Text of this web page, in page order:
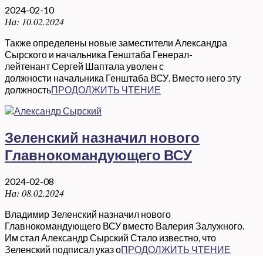
2024-02-10
На: 10.02.2024
Также определены новые заместители Александра
Сырского и начальника Генштаба Генерал-
лейтенант Сергей Шаптала уволен с
должности начальника Генштаба ВСУ. Вместо него эту
должностьПРОДОЛЖИТЬ ЧТЕНИЕ
Зеленский назначил нового
Главнокомандующего ВСУ
2024-02-08
На: 08.02.2024
Владимир Зеленский назначил нового
Главнокомандующего ВСУ вместо Валерия Залужного.
Им стал Александр Сырский Стало известно, что
Зеленский подписал указ оПРОДОЛЖИТЬ ЧТЕНИЕ